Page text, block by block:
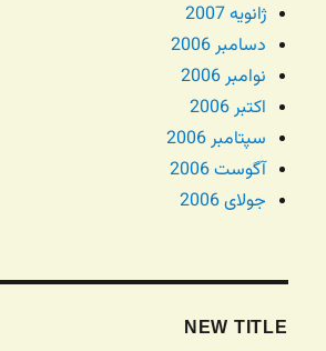
ژانویه 2007
دسامبر 2006
نوامبر 2006
اکتبر 2006
سپتامبر 2006
آگوست 2006
جولای 2006
NEW TITLE